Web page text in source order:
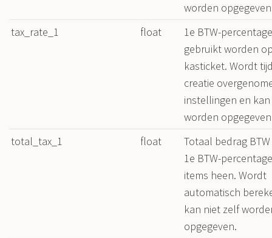
worden
tax_rate_1
float
1e BTW-
gebruikt worden
kasticket. Wordt
creatie
instellingen en
worden
total_tax_1
float
Totaal bedrag
1e BTW-
items heen. Wordt
automatisch
kan niet zelf
opgegeven.